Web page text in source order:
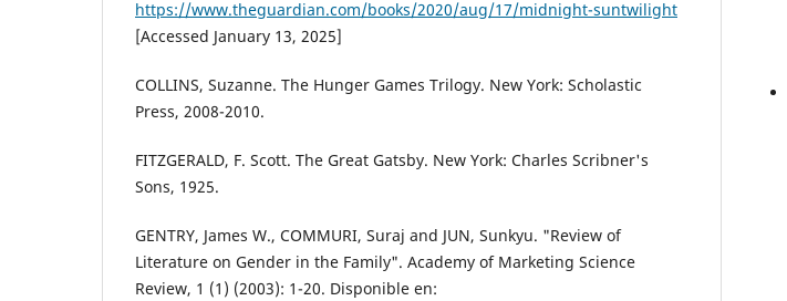
https://www.theguardian.com/books/2020/aug/17/midnight-suntwilight
[Accessed January 13, 2025]
COLLINS, Suzanne. The Hunger Games Trilogy. New York: Scholastic
Press, 2008-2010.
FITZGERALD, F. Scott. The Great Gatsby. New York: Charles Scribner's
Sons, 1925.
GENTRY, James W., COMMURI, Suraj and JUN, Sunkyu. "Review of
Literature on Gender in the Family". Academy of Marketing Science
Review, 1 (1) (2003): 1-20. Disponible en: